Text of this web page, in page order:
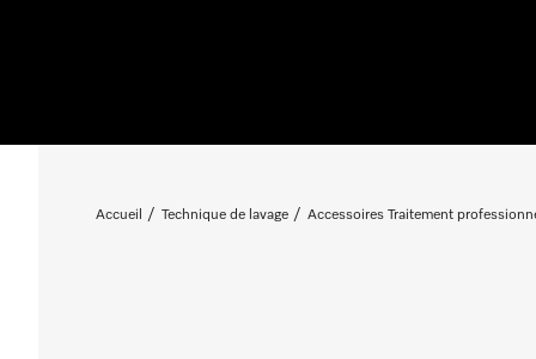
Accueil Technique de lavage Accessoires Traitement